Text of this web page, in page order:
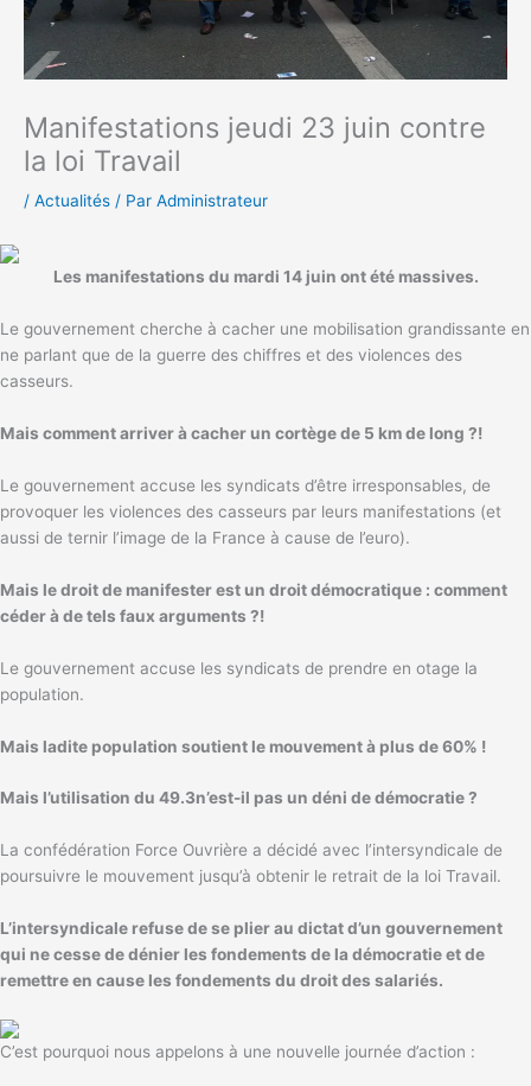
Manifestations jeudi 23 juin contre
la loi Travail
/ Actualités / Par Administrateur
Les manifestations du mardi 14 juin ont été massives.
Le gouvernement cherche à cacher une mobilisation grandissante en
ne parlant que de la guerre des chiffres et des violences des
casseurs.
Mais comment arriver à cacher un cortège de 5 km de long ?!
Le gouvernement accuse les syndicats d’être irresponsables, de
provoquer les violences des casseurs par leurs manifestations (et
aussi de ternir l’image de la France à cause de l’euro).
Mais le droit de manifester est un droit démocratique : comment
céder à de tels faux arguments ?!
Le gouvernement accuse les syndicats de prendre en otage la
population.
Mais ladite population soutient le mouvement à plus de 60% !
Mais l’utilisation du 49.3n’est-il pas un déni de démocratie ?
La confédération Force Ouvrière a décidé avec l’intersyndicale de
poursuivre le mouvement jusqu’à obtenir le retrait de la loi Travail.
L’intersyndicale refuse de se plier au dictat d’un gouvernement
qui ne cesse de dénier les fondements de la démocratie et de
remettre en cause les fondements du droit des salariés.
C’est pourquoi nous appelons à une nouvelle journée d’action :